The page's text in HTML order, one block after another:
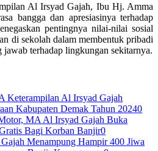
Al Irsyad Gajah, Ibu Hj. Amma
bangga dan apresiasinya terhadap
pentingnya nilai-nilai sosial
di sekolah dalam membentuk pribadi
terhadap lingkungan sekitarnya.
Keterampilan Al Irsyad Gajah
Kabupaten Demak Tahun 20240
MA Al Irsyad Gajah Buka
Bagi Korban Banjir0
Menampung Hampir 400 Jiwa